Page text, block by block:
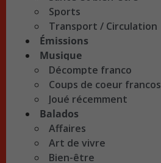
Sports
Transport / Circulation
Émissions
Musique
Décompte franco
Coups de coeur francos
Joué récemment
Balados
Affaires
Art de vivre
Bien-être